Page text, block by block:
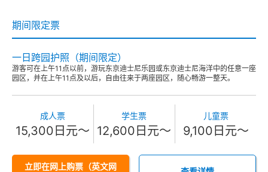
期间限定票
一日跨园护照（期间限定）
游客可在上午11点以前，游玩东京迪士尼乐园或东京迪士尼海洋中的任意一座
园区，并在上午11点及以后，自由往来于两座园区，随心畅游一整天。
成人票
15,300日元～
学生票
12,600日元～
儿童票
9,100日元～
立即在网上购票（英文网